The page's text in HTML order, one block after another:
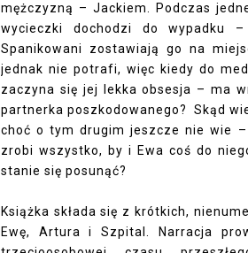
mężczyzną – Jackiem. Podczas
wycieczki dochodzi do wypadku
Spanikowani zostawiają go na
jednak nie potrafi, więc kiedy do
zaczyna się jej lekka obsesja – ma
partnerka poszkodowanego? Skąd
choć o tym drugim jeszcze nie wie
zrobi wszystko, by i Ewa coś do
stanie się posunąć?
Książka składa się z krótkich,
Ewę, Artura i Szpital. Narracja